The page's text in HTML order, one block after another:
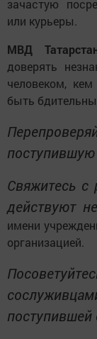
зачастую
или курьеры.
МВД
доверять
человеком,
быть
поступившую
Свяжитесь с
действуют
имени
организацией.
поступившей